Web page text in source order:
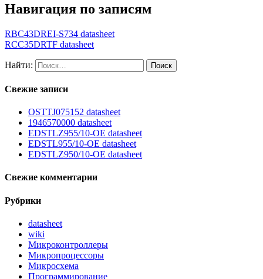
Навигация по записям
RBC43DREI-S734 datasheet
RCC35DRTF datasheet
Найти:
Свежие записи
OSTTJ075152 datasheet
1946570000 datasheet
EDSTLZ955/10-OE datasheet
EDSTL955/10-OE datasheet
EDSTLZ950/10-OE datasheet
Свежие комментарии
Рубрики
datasheet
wiki
Микроконтроллеры
Микропроцессоры
Микросхема
Программирование